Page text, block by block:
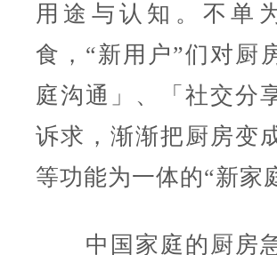
用途与认知。不单
食，“新用户”们对厨
庭沟通」、「社交分
诉求，渐渐把厨房变
等功能为一体的“新家
中国家庭的厨房急